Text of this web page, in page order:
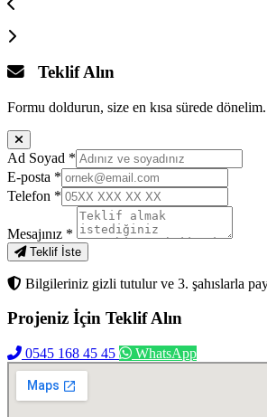
Teklif Alın
Formu doldurun, size en kısa sürede dönelim.
Ad Soyad *
E-posta *
Telefon *
Mesajınız *
Teklif İste
Bilgileriniz gizli tutulur ve 3. şahıslarla
Projeniz İçin Teklif Alın
0545 168 45 45 WhatsApp